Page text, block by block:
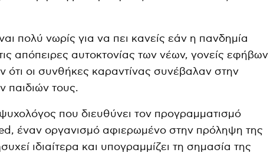
πολύ νωρίς για να πει κανείς εάν η πανδημία
απόπειρες αυτοκτονίας των νέων, γονείς εφήβων
ότι οι συνθήκες καραντίνας συνέβαλαν στην
παιδιών τους.
που διευθύνει τον προγραμματισμό
έναν οργανισμό αφιερωμένο στην πρόληψη της
ιδιαίτερα και υπογραμμίζει τη σημασία της